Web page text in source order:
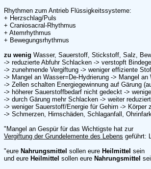
Rhythmen zum Antrieb Flüssigkeitssysteme:
+ Herzschlag/Puls
+ Craniosacral-Rhythmus
+ Atemrhythmus
+ Bewegungsrhythmus
zu wenig Wasser, Sauerstoff, Stickstoff, Salz,
-> reduzierte Abfuhr Schlacken -> verstopft
-> zunehmende Vergiftung -> weniger effiziente
-> Mangel an Wasser=De-Hydrierung -> Mangel
-> Zellen schalten Energiegewinnung auf Gärung
-> höherer Sauerstoffbedarf nicht gedeckt ->
-> durch Gärung mehr Schlacken -> weiter
-> weniger Sauerstoff/Energie für Gehirn -> Körper
-> Schmerzen, Hirnschäden, Schlaganfall,
"Mangel an Gespür für das Wichtigste hat zur
Vergiftung der Grundelemente des Lebens geführt:
"eure Nahrungsmittel sollen eure Heilmittel sein
und eure Heilmittel sollen eure Nahrungsmittel